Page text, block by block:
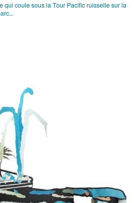
qui coule sous la Tour Pacific ruisselle sur la